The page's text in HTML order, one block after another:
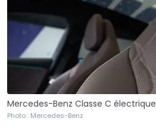
Mercedes-Benz Classe C électrique
Photo : Mercedes-Benz